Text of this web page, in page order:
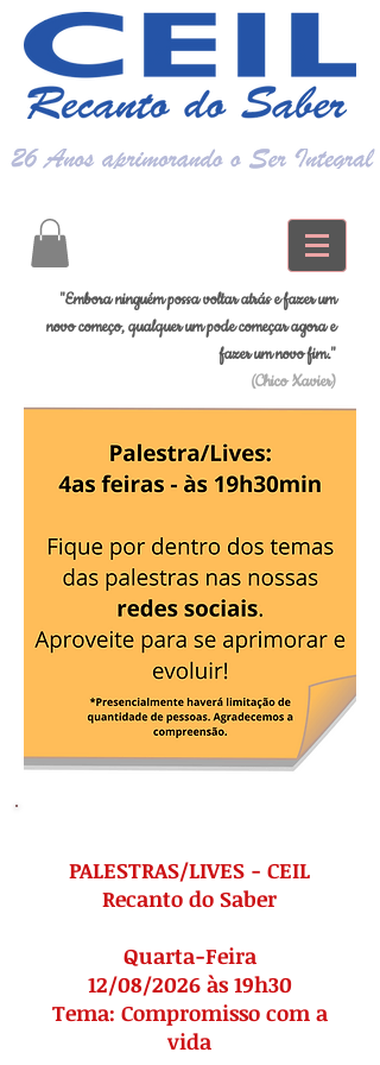
"Embora ninguém possa voltar atrás e fazer um
novo começo, qualquer um pode começar agora e
fazer um novo fim."
(Chico Xavier)
PALESTRAS/LIVES - CEIL
Recanto do Saber
Quarta-Feira
12/08/2026 às 19h30
Tema: Compromisso com a
vida